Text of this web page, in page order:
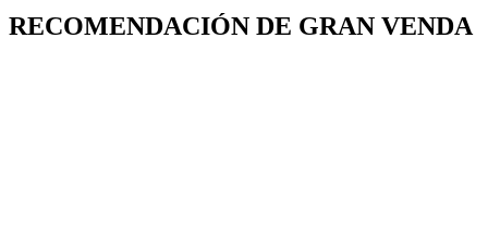
RECOMENDACIÓN DE GRAN VENDA